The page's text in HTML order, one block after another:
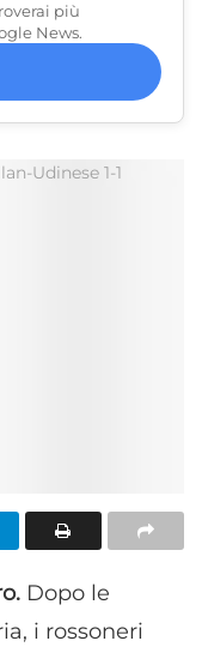
più
News.
Dopo le
i rossoneri